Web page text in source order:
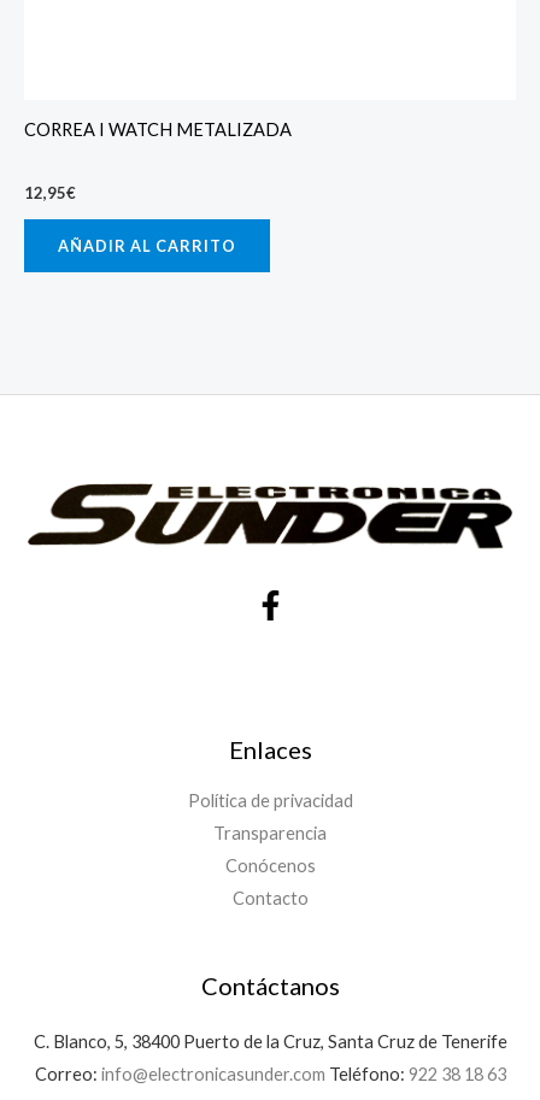
CORREA I WATCH METALIZADA
12,95€
AÑADIR AL CARRITO
Enlaces
Política de privacidad
Transparencia
Conócenos
Contacto
Contáctanos
C. Blanco, 5, 38400 Puerto de la Cruz, Santa Cruz de Tenerife
Correo: info@electronicasunder.com Teléfono: 922 38 18 63